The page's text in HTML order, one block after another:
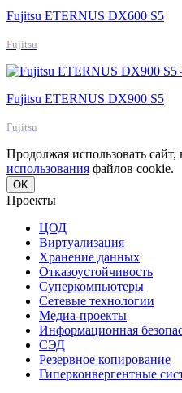
Fujitsu ETERNUS DX600 S5
Fujitsu
Fujitsu ETERNUS DX900 S5
Fujitsu
Продолжая использовать сайт,
использования файлов cookie.
OK
Проекты
ЦОД
Виртуализация
Хранение данных
Отказоустойчивость
Суперкомпьютеры
Сетевые технологии
Медиа-проекты
Информационная
СЭД
Резервное копирование
Гиперконвергентные